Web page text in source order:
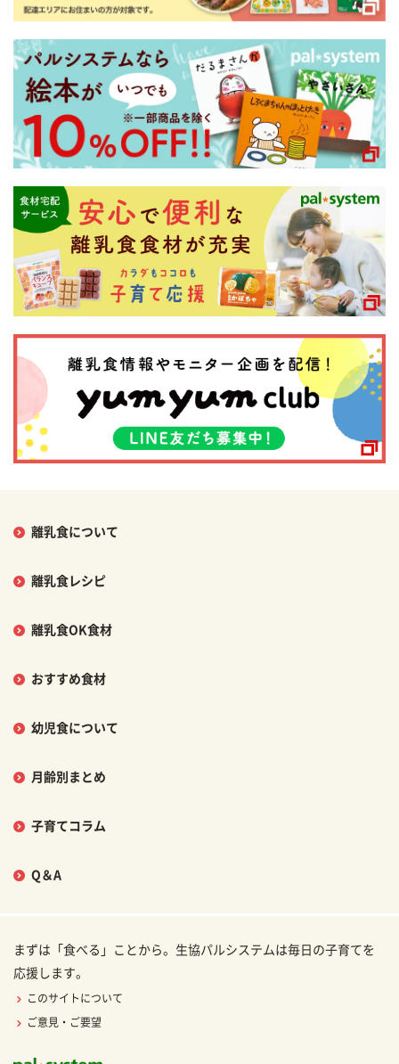
離乳食について
離乳食レシピ
離乳食OK食材
おすすめ食材
幼児食について
月齢別まとめ
子育てコラム
Q＆A
まずは「食べる」ことから。生協パルシステムは毎日の子育てを
応援します。
このサイトについて
ご意見・ご要望